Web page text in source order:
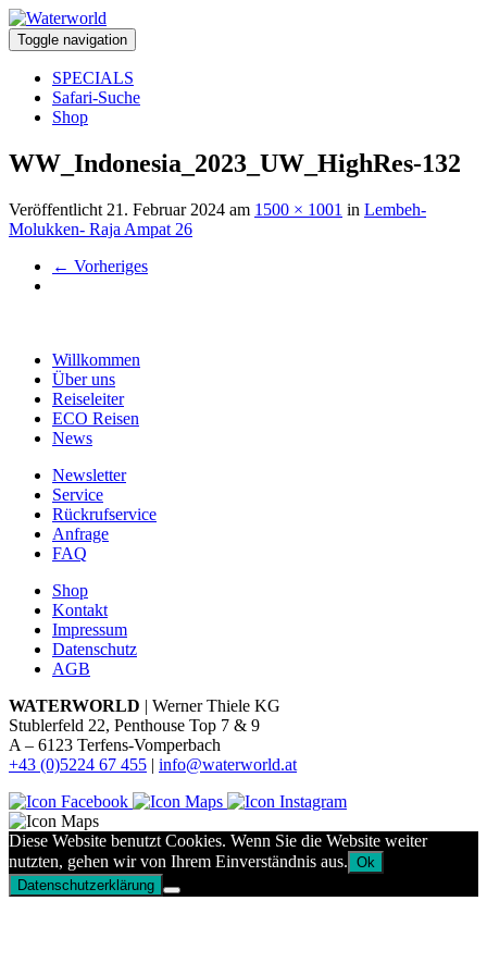
Toggle navigation
SPECIALS
Safari-Suche
Shop
WW_Indonesia_2023_UW_HighRes-132
Veröffentlicht 21. Februar 2024 am 1500 × 1001 in Lembeh-
Molukken- Raja Ampat 26
← Vorheriges
Willkommen
Über uns
Reiseleiter
ECO Reisen
News
Newsletter
Service
Rückrufservice
Anfrage
FAQ
Shop
Kontakt
Impressum
Datenschutz
AGB
WATERWORLD | Werner Thiele KG
Stublerfeld 22, Penthouse Top 7 & 9
A – 6123 Terfens-Vomperbach
+43 (0)5224 67 455 | info@waterworld.at
Diese Website benutzt Cookies. Wenn Sie die Website weiter
nutzten, gehen wir von Ihrem Einverständnis aus. Ok
Datenschutzerklärung